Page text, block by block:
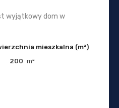
wyjątkowy dom w
mieszkalna (m²)
200 m²